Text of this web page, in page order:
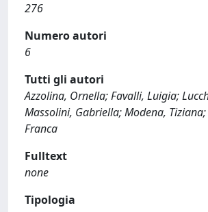
276
Numero autori
6
Tutti gli autori
Azzolina, Ornella; Favalli, Luigia;
Massolini, Gabriella; Modena,
Franca
Fulltext
none
Tipologia